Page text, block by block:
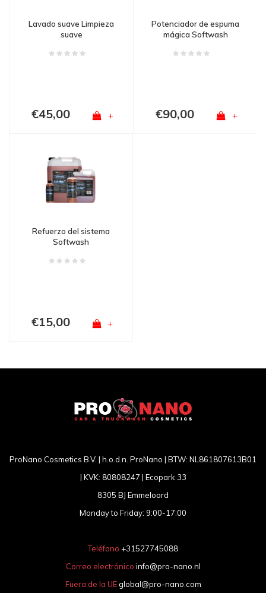
Lavado suave Limpieza
suave
€45,00 +
Potenciador de espuma
mágica Softwash
€90,00 +
Refuerzo del sistema
Softwash
€15,00 +
ProNano Cosmetics B.V. | h.o.d.n. ProNano | BTW: NL861807613B01
| KVK: 80808247 | Ecopark 33
8305 BJ Emmeloord
Monday to Friday: 9:00-17:00
Teléfono +31527745088
Correo electrónico info@pro-nano.nl
Fuera de la UE global@pro-nano.com